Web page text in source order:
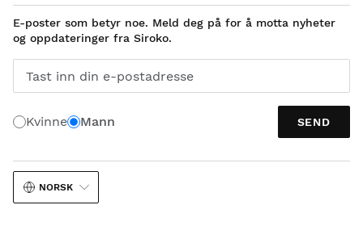
E-poster som betyr noe. Meld deg på for å motta nyheter
og oppdateringer fra Siroko.
Tast inn din e-postadresse
Kvinne Mann SEND
NORSK